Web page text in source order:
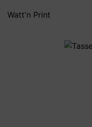
Watt'n Print
Bildergalerie